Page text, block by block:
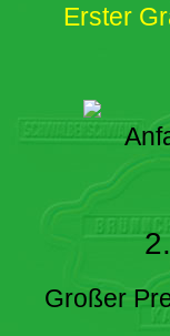
Erster
Großer